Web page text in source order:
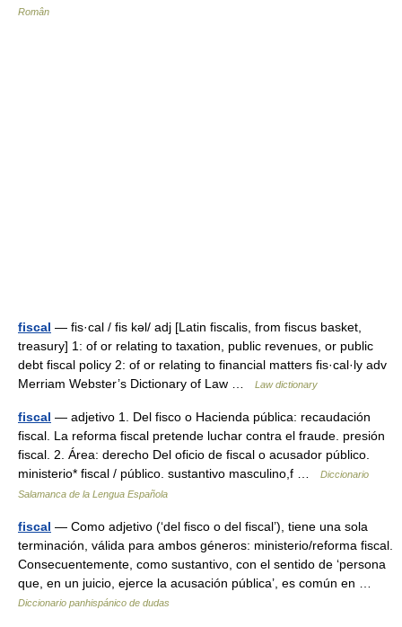
Român
fiscal — fis·cal / fis kəl/ adj [Latin fiscalis, from fiscus basket,
treasury] 1: of or relating to taxation, public revenues, or public
debt fiscal policy 2: of or relating to financial matters fis·cal·ly adv
Merriam Webster’s Dictionary of Law …
Law dictionary
fiscal — adjetivo 1. Del fisco o Hacienda pública: recaudación
fiscal. La reforma fiscal pretende luchar contra el fraude. presión
fiscal. 2. Área: derecho Del oficio de fiscal o acusador público.
ministerio* fiscal / público. sustantivo masculino,f …
Diccionario
Salamanca de la Lengua Española
fiscal — Como adjetivo (‘del fisco o del fiscal’), tiene una sola
terminación, válida para ambos géneros: ministerio/reforma fiscal.
Consecuentemente, como sustantivo, con el sentido de ‘persona
que, en un juicio, ejerce la acusación pública’, es común en …
Diccionario panhispánico de dudas